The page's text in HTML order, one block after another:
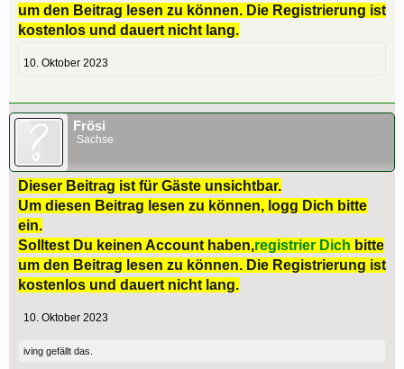
um den Beitrag lesen zu können. Die Registrierung ist
kostenlos und dauert nicht lang.
10. Oktober 2023
Frösi
Sachse
Dieser Beitrag ist für Gäste unsichtbar.
Um diesen Beitrag lesen zu können, logg Dich bitte
ein.
Solltest Du keinen Account haben,registrier Dich bitte
um den Beitrag lesen zu können. Die Registrierung ist
kostenlos und dauert nicht lang.
10. Oktober 2023
iving gefällt das.